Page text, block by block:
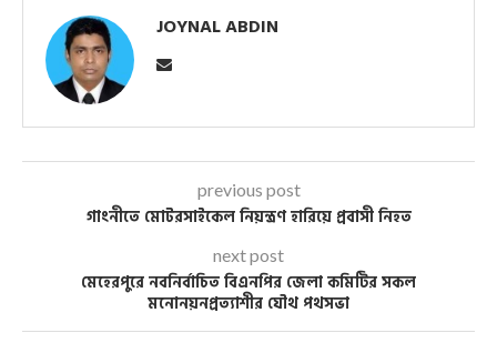
JOYNAL ABDIN
previous post
গাংনীতে মোটরসাইকেল নিয়ন্ত্রণ হারিয়ে প্রবাসী নিহত
next post
মেহেরপুরে নবনির্বাচিত বিএনপির জেলা কমিটির সকল
মনোনয়নপ্রত্যাশীর যৌথ পথসভা